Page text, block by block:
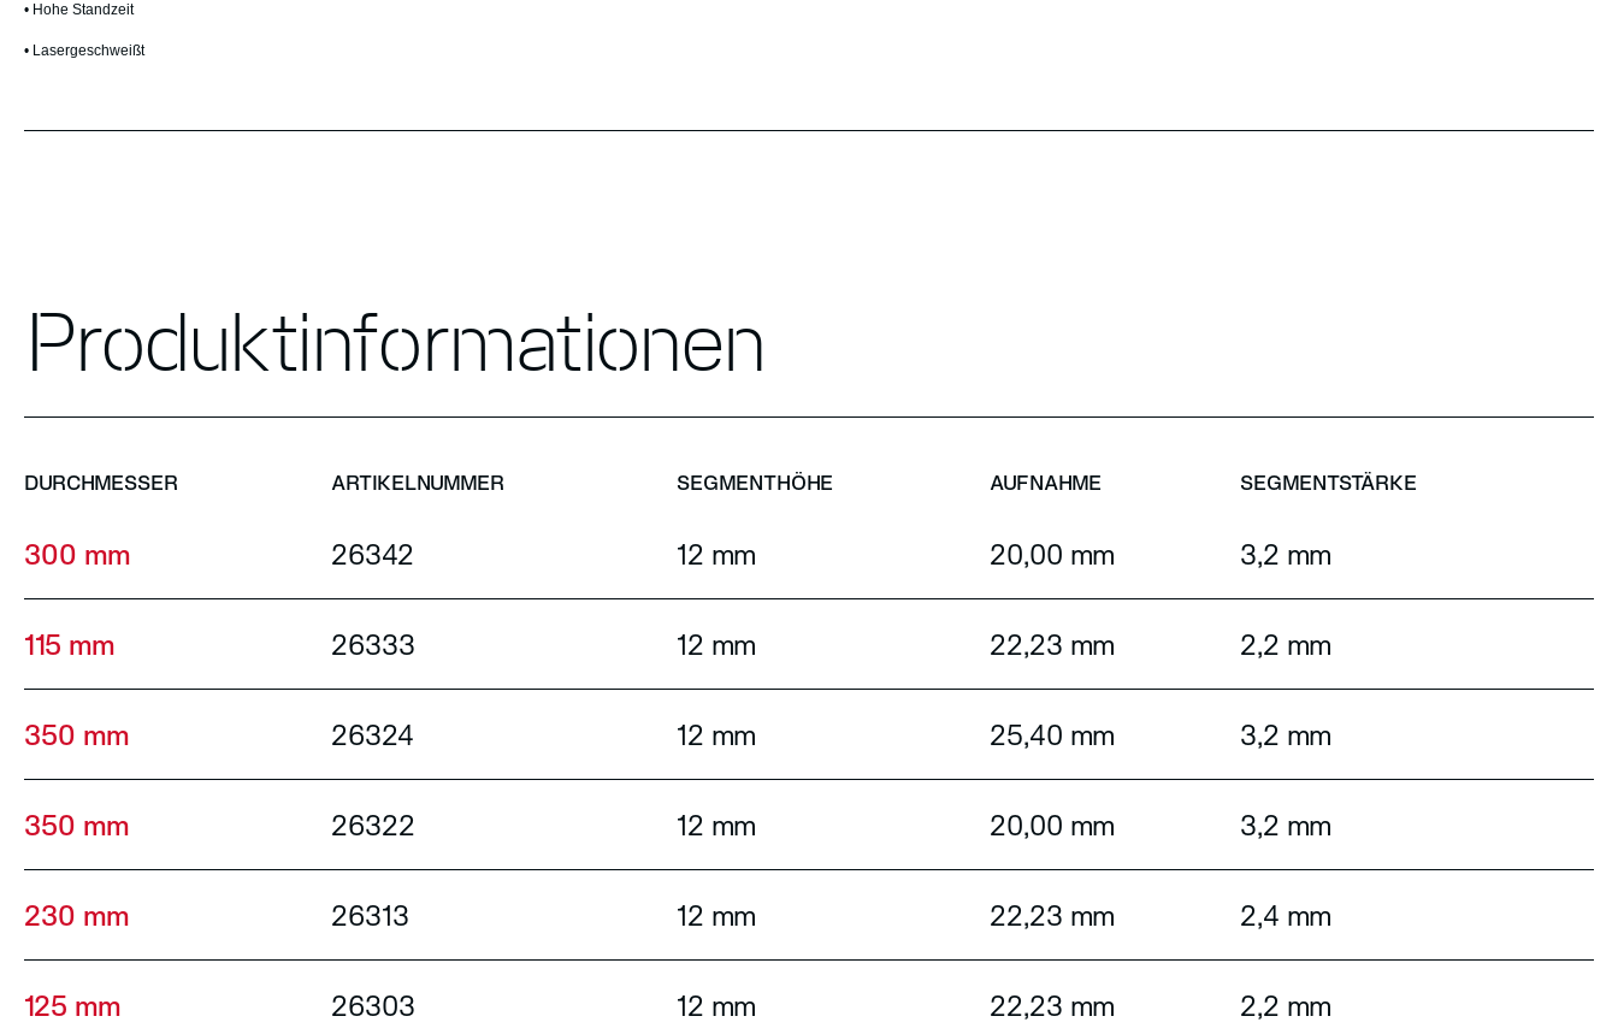
• Hohe Standzeit
• Lasergeschweißt
Produktinformationen
DURCHMESSER ARTIKELNUMMER SEGMENTHÖHE AUFNAHME SEGMENTSTÄRKE
300 mm 26342 12 mm 20,00 mm 3,2 mm
115 mm 26333 12 mm 22,23 mm 2,2 mm
350 mm 26324 12 mm 25,40 mm 3,2 mm
350 mm 26322 12 mm 20,00 mm 3,2 mm
230 mm 26313 12 mm 22,23 mm 2,4 mm
125 mm 26303 12 mm 22,23 mm 2,2 mm